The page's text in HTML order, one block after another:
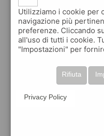
negozi
ed
quiinzona
raccogli
o gift card
Utilizziamo i cookie per
navigazione più
preferenze. Cliccando
all'uso di tutti i cookie.
"Impostazioni" per
Rifiuta
Privacy Policy